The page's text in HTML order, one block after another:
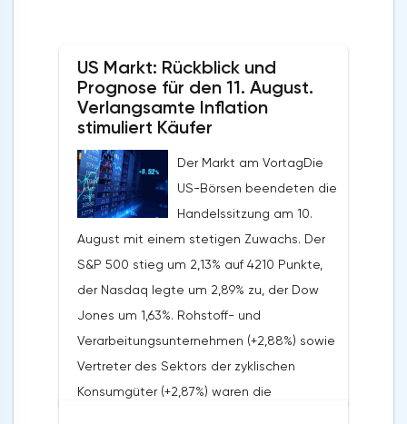
US Markt: Rückblick und
Prognose für den 11. August.
Verlangsamte Inflation
stimuliert Käufer
Der Markt am VortagDie
US-Börsen beendeten die
Handelssitzung am 10.
August mit einem stetigen Zuwachs. Der
S&P 500 stieg um 2,13% auf 4210 Punkte,
der Nasdaq legte um 2,89% zu, der Dow
Jones um 1,63%. Rohstoff- und
Verarbeitungsunternehmen (+2,88%) sowie
Vertreter des Sektors der zyklischen
Konsumgüter (+2,87%) waren die